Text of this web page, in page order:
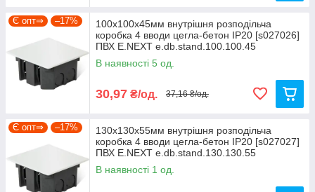
Є опт⇒ –17%
100х100х45мм внутрішня розподільча
коробка 4 вводи цегла-бетон IP20 [s027026]
ПВХ E.NEXT e.db.stand.100.100.45
В наявності 5 од.
30,97 ₴/од. 37,16 ₴/од.
Є опт⇒ –17%
130х130х55мм внутрішня розподільча
коробка 4 вводи цегла-бетон IP20 [s027027]
ПВХ E.NEXT e.db.stand.130.130.55
В наявності 1 од.